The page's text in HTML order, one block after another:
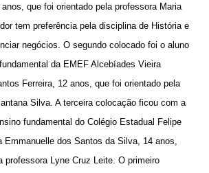
que foi orientado pela professora Maria
tem preferência pela disciplina de História e
negócios. O segundo colocado foi o aluno
da EMEF Alcebíades Vieira
Ferreira, 12 anos, que foi orientado pela
Silva. A terceira colocação ficou com a
fundamental do Colégio Estadual Felipe
Emmanuelle dos Santos da Silva, 14 anos,
professora Lyne Cruz Leite. O primeiro